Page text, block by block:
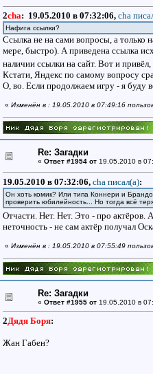
2cha: 19.05.2010 в 07:32:06, cha
Нафига ссылки?
Ссылка не на сами вопросы, а только
мере, быстро). А приведена ссылка
наличии ссылки на сайт. Вот и
Кстати, Яндекс по самому вопросу
О, во. Если продолжаем игру - я буду
« Изменён в : 19.05.2010 в 07:49:16
Re: Загадки
« Ответ #1954 от19.05.2010 в
19.05.2010 в 07:32:06, cha писал(a):
Он хоть комик? Или типа Коннери и
проверить юбилейность... Но тогда всё
Отчасти. Нет. Нет. Это - про актёров.
неточность - не сам актёр получал
« Изменён в : 19.05.2010 в 07:55:49
Re: Загадки
« Ответ #1955 от19.05.2010 в
2Дядя Боря:
Жан Габен?